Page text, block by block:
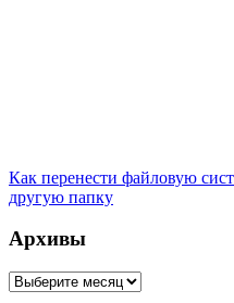
Как перенести файловую
другую папку
Архивы
Архивы